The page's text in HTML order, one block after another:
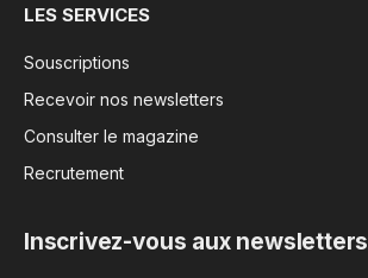
LES SERVICES
Souscriptions
Recevoir nos newsletters
Consulter le magazine
Recrutement
Inscrivez-vous aux newsletters